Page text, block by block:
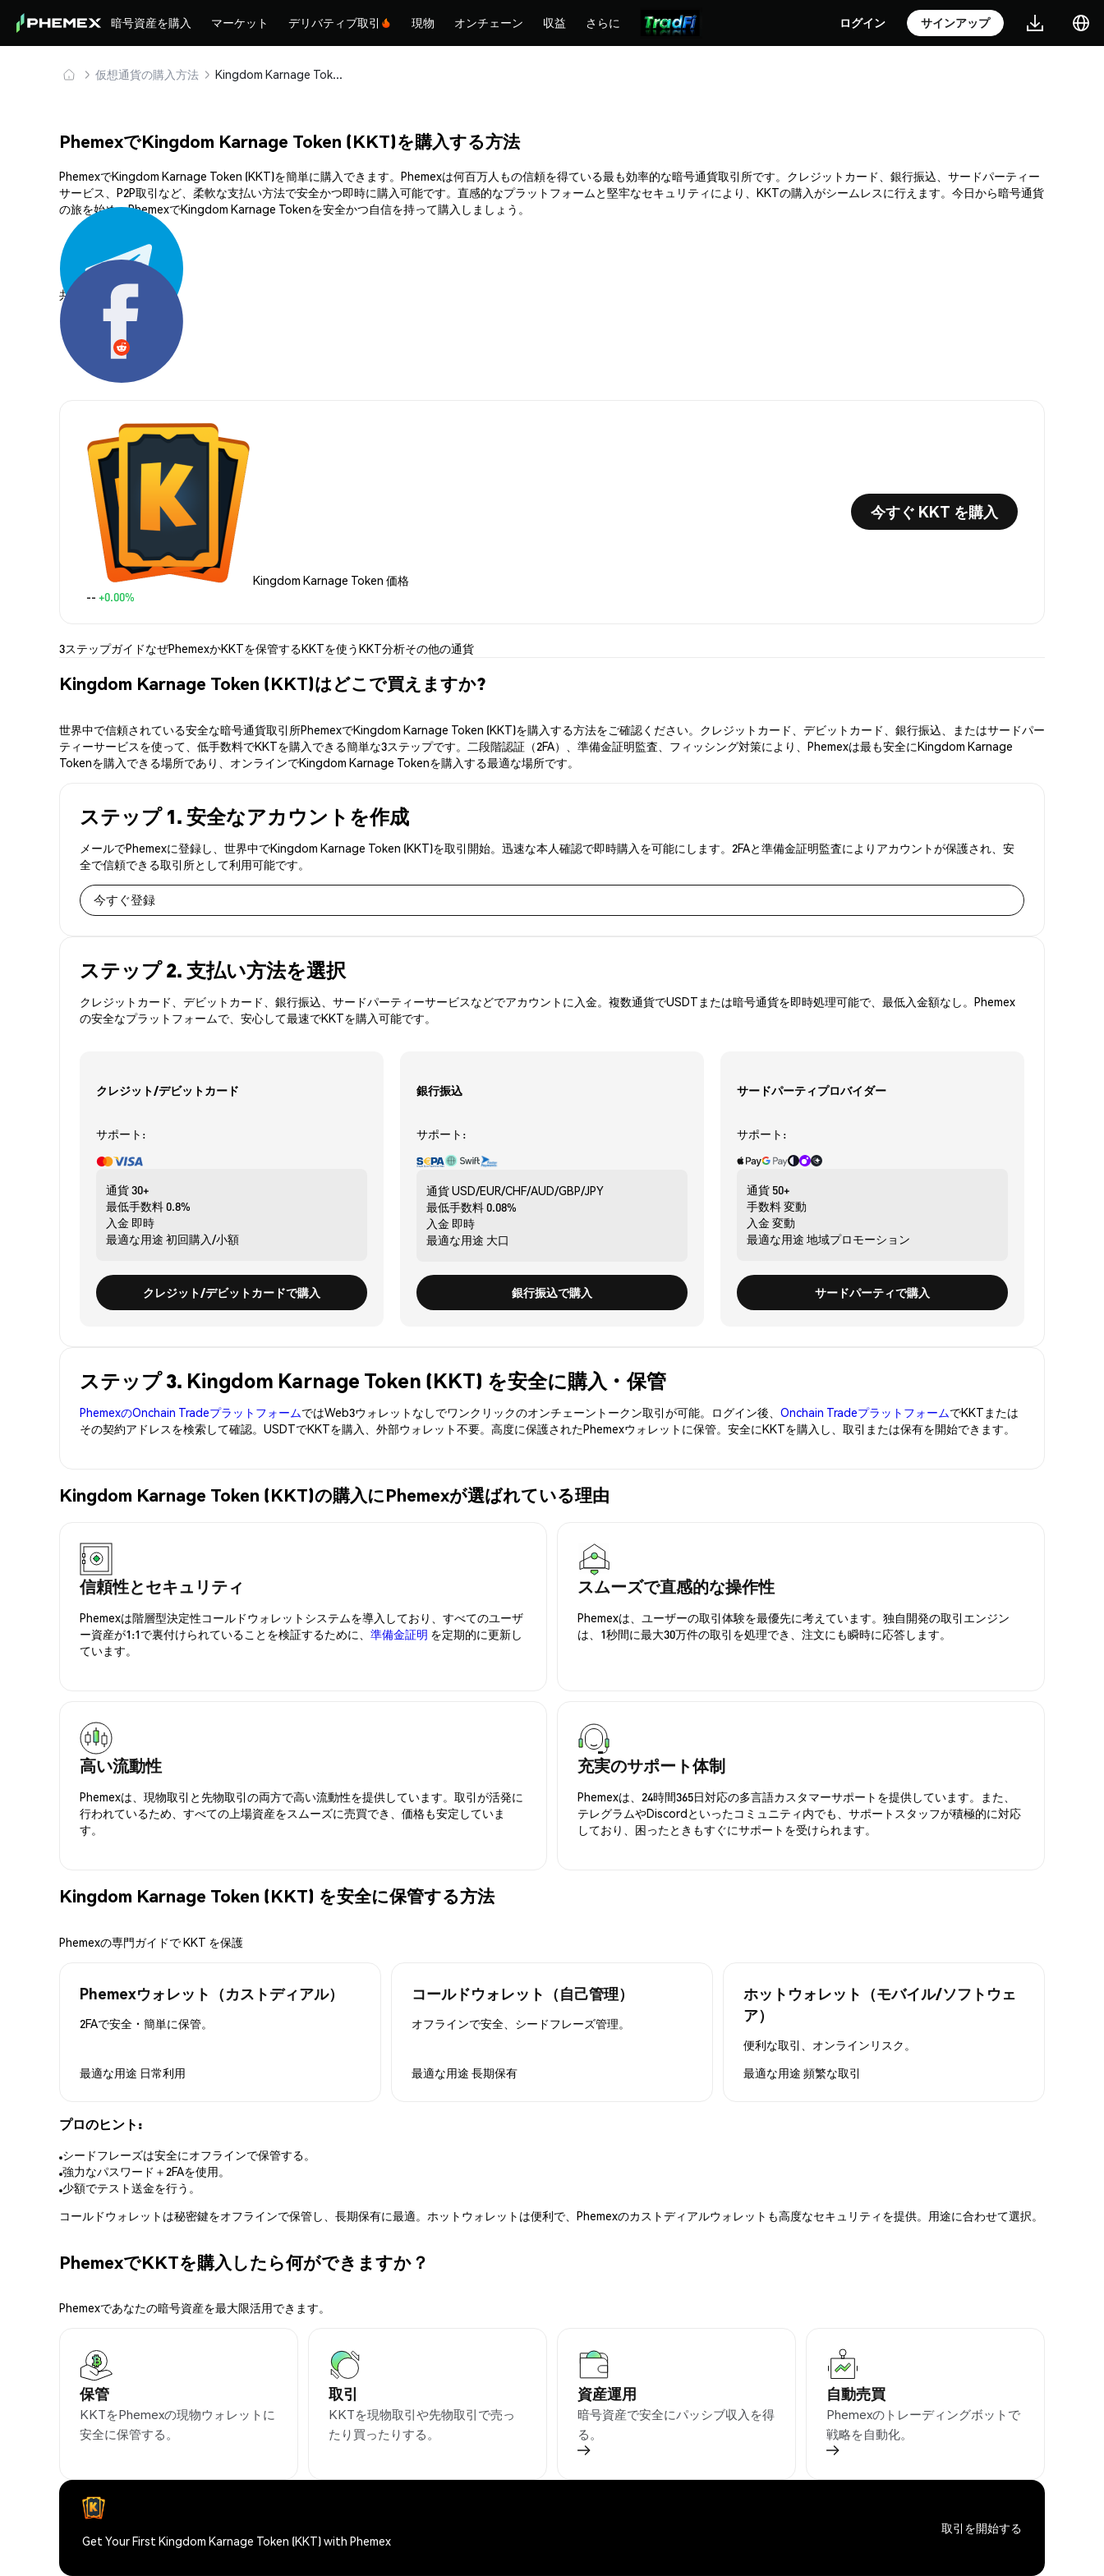
暗号資産を購入 マーケット デリバティブ取引 現物 オンチェーン 収益 さらに ログイン サインアップ
仮想通貨の購入方法 Kingdom Karnage Token (KKT) を安全に購入・保管
PhemexでKingdom Karnage Token (KKT)を購入する方法
PhemexでKingdom Karnage Token (KKT)を簡単に購入できます。Phemexは何百万人もの信頼を得ている最も効率的な暗号通貨取引所です。クレジットカード、銀行振込、サードパーティー
サービス、P2P取引など、柔軟な支払い方法で安全かつ即時に購入可能です。直感的なプラットフォームと堅牢なセキュリティにより、KKTの購入がシームレスに行えます。今日から暗号通貨
の旅を始め、PhemexでKingdom Karnage Tokenを安全かつ自信を持って購入しましょう。
共有する:
Kingdom Karnage Token 価格
-- +0.00%
今すぐ KKT を購入
3ステップガイドなぜPhemexかKKTを保管するKKTを使うKKT分析その他の通貨
Kingdom Karnage Token (KKT)はどこで買えますか?
世界中で信頼されている安全な暗号通貨取引所PhemexでKingdom Karnage Token (KKT)を購入する方法をご確認ください。クレジットカード、デビットカード、銀行振込、またはサードパー
ティーサービスを使って、低手数料でKKTを購入できる簡単な3ステップです。二段階認証（2FA）、準備金証明監査、フィッシング対策により、Phemexは最も安全にKingdom Karnage
Tokenを購入できる場所であり、オンラインでKingdom Karnage Tokenを購入する最適な場所です。
ステップ 1. 安全なアカウントを作成
メールでPhemexに登録し、世界中でKingdom Karnage Token (KKT)を取引開始。迅速な本人確認で即時購入を可能にします。2FAと準備金証明監査によりアカウントが保護され、安
全で信頼できる取引所として利用可能です。
今すぐ登録
ステップ 2. 支払い方法を選択
クレジットカード、デビットカード、銀行振込、サードパーティーサービスなどでアカウントに入金。複数通貨でUSDTまたは暗号通貨を即時処理可能で、最低入金額なし。Phemex
の安全なプラットフォームで、安心して最速でKKTを購入可能です。
クレジット/デビットカード
サポート:
通貨30+
最低手数料0.8%
入金 即時
最適な用途 初回購入/小額
クレジット/デビットカードで購入
銀行振込
サポート:
通貨USD/EUR/CHF/AUD/GBP/JPY
最低手数料0.08%
入金 即時
最適な用途 大口
銀行振込で購入
サードパーティプロバイダー
サポート:
通貨 50+
手数料変動
入金 変動
最適な用途 地域プロモーション
サードパーティで購入
ステップ 3. Kingdom Karnage Token (KKT) を安全に購入・保管
PhemexのOnchain TradeプラットフォームではWeb3ウォレットなしでワンクリックのオンチェーントークン取引が可能。ログイン後、 Onchain TradeプラットフォームでKKTまたは
その契約アドレスを検索して確認。USDTでKKTを購入、外部ウォレット不要。高度に保護されたPhemexウォレットに保管。安全にKKTを購入し、取引または保有を開始できます。
Kingdom Karnage Token (KKT)の購入にPhemexが選ばれている理由
信頼性とセキュリティ
Phemexは階層型決定性コールドウォレットシステムを導入しており、すべてのユーザ
ー資産が1:1で裏付けられていることを検証するために、 準備金証明 を定期的に更新し
ています。
スムーズで直感的な操作性
Phemexは、ユーザーの取引体験を最優先に考えています。独自開発の取引エンジン
は、1秒間に最大30万件の取引を処理でき、注文にも瞬時に応答します。
高い流動性
Phemexは、現物取引と先物取引の両方で高い流動性を提供しています。取引が活発に
行われているため、すべての上場資産をスムーズに売買でき、価格も安定していま
す。
充実のサポート体制
Phemexは、24時間365日対応の多言語カスタマーサポートを提供しています。また、
テレグラムやDiscordといったコミュニティ内でも、サポートスタッフが積極的に対応
しており、困ったときもすぐにサポートを受けられます。
Kingdom Karnage Token (KKT) を安全に保管する方法
Phemexの専門ガイドで KKT を保護
Phemexウォレット（カストディアル）
2FAで安全・簡単に保管。
最適な用途 日常利用
コールドウォレット（自己管理）
オフラインで安全、シードフレーズ管理。
最適な用途 長期保有
ホットウォレット（モバイル/ソフトウェ
ア）
便利な取引、オンラインリスク。
最適な用途 頻繁な取引
プロのヒント:
シードフレーズは安全にオフラインで保管する。
強力なパスワード＋2FAを使用。
少額でテスト送金を行う。
コールドウォレットは秘密鍵をオフラインで保管し、長期保有に最適。ホットウォレットは便利で、Phemexのカストディアルウォレットも高度なセキュリティを提供。用途に合わせて選択。
PhemexでKKTを購入したら何ができますか？
Phemexであなたの暗号資産を最大限活用できます。
保管
KKTをPhemexの現物ウォレットに
安全に保管する。
取引
KKTを現物取引や先物取引で売っ
たり買ったりする。
資産運用
暗号資産で安全にパッシブ収入を得
る。
自動売買
Phemexのトレーディングボットで
戦略を自動化。
Get Your First Kingdom Karnage Token (KKT) with Phemex
取引を開始する